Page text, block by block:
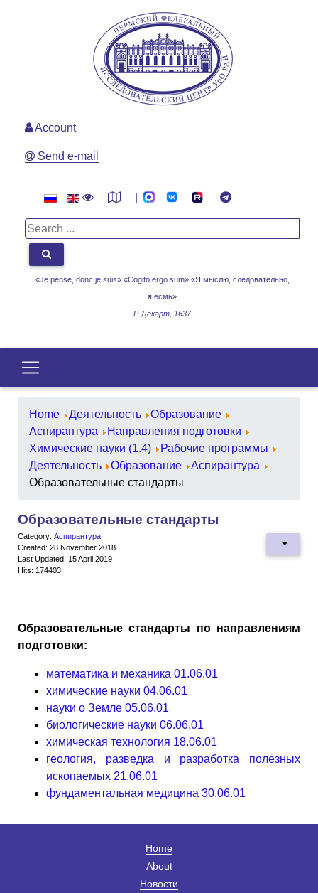
«Je pense, donc je suis» «Cogito ergo sum» «Я мыслю, следовательно,
я есмь»
Р. Декарт, 1637
Account
Send e-mail
Home Деятельность
Образование
Аспирантура
Направления подготовки
Химические науки (1.4)
Рабочие программы
Деятельность
Образование
Аспирантура
Образовательные стандарты
Образовательные стандарты
Category: Аспирантура
Created: 28 November 2018
Last Updated: 15 April 2019
Hits: 174403
Образовательные стандарты по направлениям
подготовки:
математика и механика 01.06.01
химические науки 04.06.01
науки о Земле 05.06.01
биологические науки 06.06.01
химическая технология 18.06.01
геология, разведка и разработка полезных
ископаемых 21.06.01
фундаментальная медицина 30.06.01
Home
About
Новости